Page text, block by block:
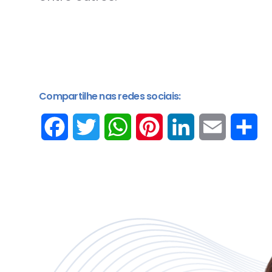
Compartilhe nas redes sociais:
FacebookTwitter WhatsAppPinterestLinkedIn Email